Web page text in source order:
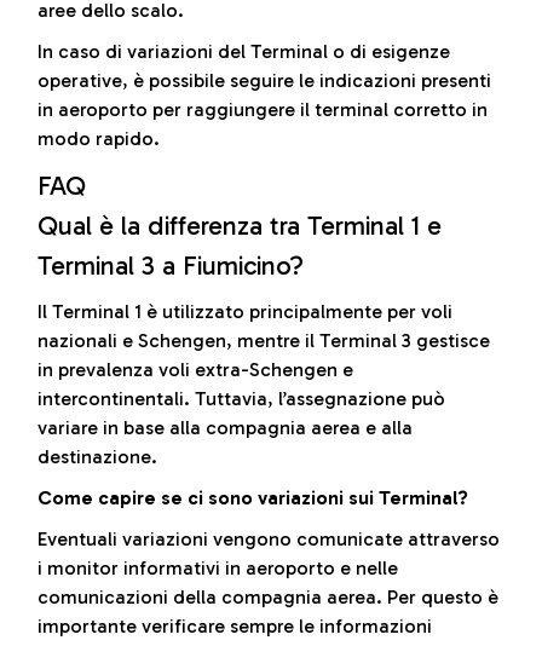
aree dello scalo.
In caso di variazioni del Terminal o di esigenze
operative, è possibile seguire le indicazioni presenti
in aeroporto per raggiungere il terminal corretto in
modo rapido.
FAQ
Qual è la differenza tra Terminal 1 e
Terminal 3 a Fiumicino?
Il Terminal 1 è utilizzato principalmente per voli
nazionali e Schengen, mentre il Terminal 3 gestisce
in prevalenza voli extra-Schengen e
intercontinentali. Tuttavia, l’assegnazione può
variare in base alla compagnia aerea e alla
destinazione.
Come capire se ci sono variazioni sui Terminal?
Eventuali variazioni vengono comunicate attraverso
i monitor informativi in aeroporto e nelle
comunicazioni della compagnia aerea. Per questo è
importante verificare sempre le informazioni